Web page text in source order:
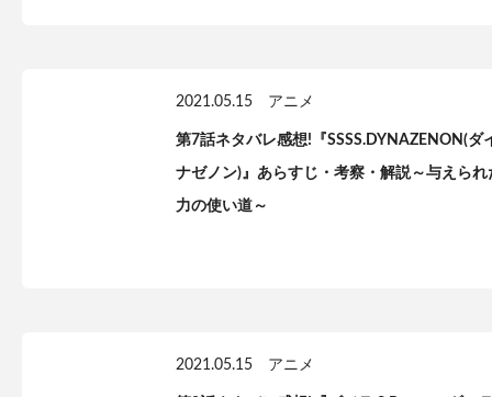
2021.05.15 アニメ
第7話ネタバレ感想!『SSSS.DYNAZENON(ダ
ナゼノン)』あらすじ・考察・解説～与えられ
力の使い道～
2021.05.15 アニメ